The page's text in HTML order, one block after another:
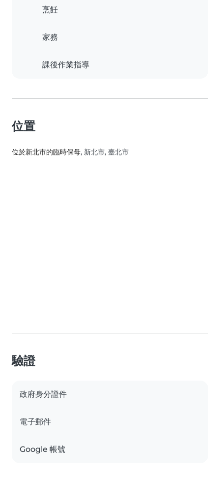
烹飪
家務
課後作業指導
位置
位於新北市的臨時保母, 新北市, 臺北市
驗證
政府身分證件
電子郵件
Google 帳號